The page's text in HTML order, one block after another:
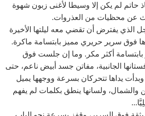
حاتم لم يكن إلا وسيطا لأغنى زبون شهوة
عن محظيات من العذروات.
الذي يفترض أن تقضي معه ليلتها الأخيرة
فوق سرير حريري مميز بابتسامة ماكرة.
بابتسامة أكثر مكر. وما إن جلست فوق
الجانبية، مفاتن جسد أبيض ناعم، حتى
يداها تتحركان بسرعة ووجهها يميل
والشمال، ولسانها ينطق بكلمات لم يفهم